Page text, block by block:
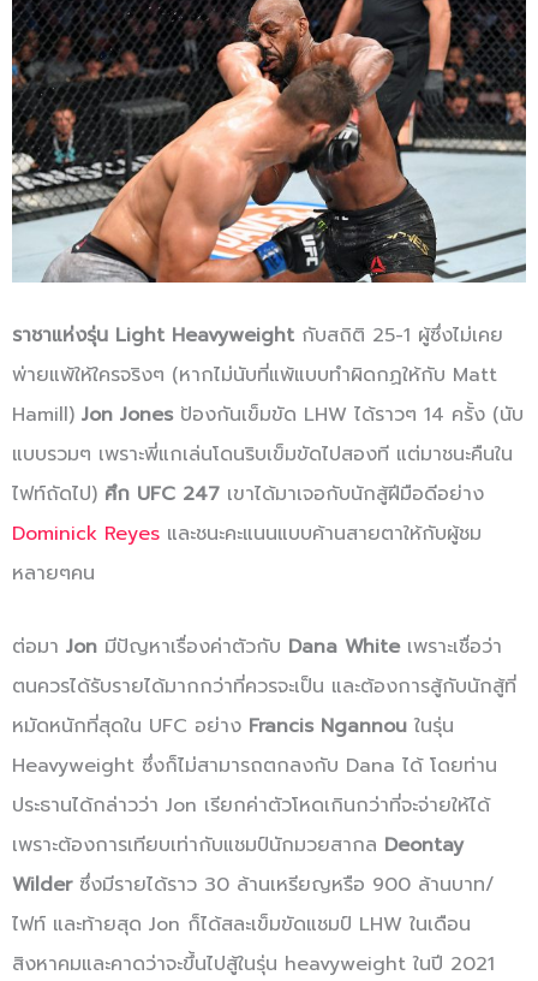
ราชาแห่งรุ่น Light Heavyweight กับสถิติ 25-1 ผู้ซึ่งไม่เคย
พ่ายแพ้ให้ใครจริงๆ (หากไม่นับที่แพ้แบบทำผิดกฏให้กับ Matt
Hamill) Jon Jonesป้องกันเข็มขัด LHW ได้ราวๆ 14 ครั้ง (นับ
แบบรวมๆ เพราะพี่แกเล่นโดนริบเข็มขัดไปสองที แต่มาชนะคืนใน
ไฟท์ถัดไป) ศึก UFC 247 เขาได้มาเจอกับนักสู้ฝีมือดีอย่าง
Dominick Reyes และชนะคะแนนแบบค้านสายตาให้กับผู้ชม
หลายๆคน
ต่อมา Jon มีปัญหาเรื่องค่าตัวกับ Dana Whiteเพราะเชื่อว่า
ตนควรได้รับรายได้มากกว่าที่ควรจะเป็น และต้องการสู้กับนักสู้ที่
หมัดหนักที่สุดใน UFC อย่าง Francis Ngannou ในรุ่น
Heavyweight ซึ่งก็ไม่สามารถตกลงกับ Dana ได้ โดยท่าน
ประธานได้กล่าวว่า Jon เรียกค่าตัวโหดเกินกว่าที่จะจ่ายให้ได้
เพราะต้องการเทียบเท่ากับแชมป์นักมวยสากล Deontay
Wilder ซึ่งมีรายได้ราว 30 ล้านเหรียญหรือ 900 ล้านบาท/
ไฟท์ และท้ายสุด Jon ก็ได้สละเข็มขัดแชมป์ LHW ในเดือน
สิงหาคมและคาดว่าจะขึ้นไปสู้ในรุ่น heavyweight ในปี 2021